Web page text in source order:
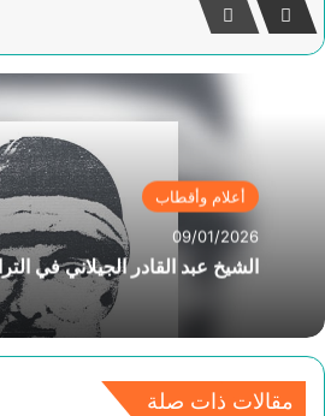
أعلام وأقطاب
09/01/2026
الشيخ عبد القادر الجيلاني في
مقالات ذات صلة